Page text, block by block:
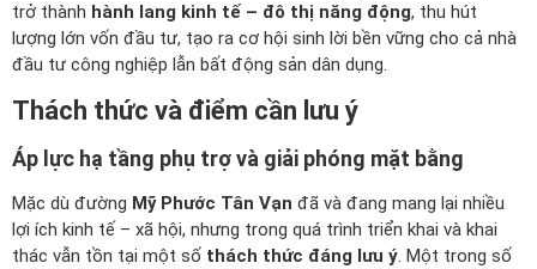
trở thành hành lang kinh tế – đô thị năng động, thu hút
lượng lớn vốn đầu tư, tạo ra cơ hội sinh lời bền vững cho cả nhà
đầu tư công nghiệp lẫn bất động sản dân dụng.
Thách thức và điểm cần lưu ý
Áp lực hạ tầng phụ trợ và giải phóng mặt bằng
Mặc dù đường Mỹ Phước Tân Vạn đã và đang mang lại nhiều
lợi ích kinh tế – xã hội, nhưng trong quá trình triển khai và khai
thác vẫn tồn tại một số thách thức đáng lưu ý . Một trong số